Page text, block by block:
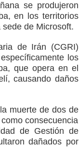
se produjeron
en los territorios
de Microsoft.
de Irán (CGRI)
los
que opera en el
causando daños
muerte de dos de
consecuencia
de Gestión de
dañados por